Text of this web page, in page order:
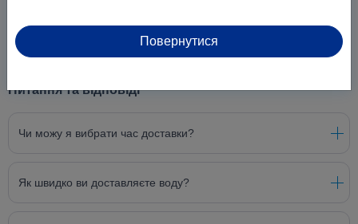
Питання та відповіді
Чи можу я вибрати час доставки?
Як швидко ви доставляєте воду?
Повернутися